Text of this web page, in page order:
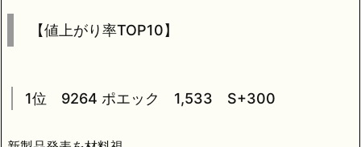
【値上がり率TOP10】
1位 9264 ポエック 1,533 S+300